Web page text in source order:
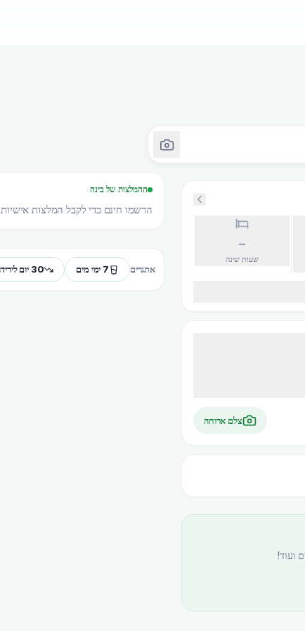
ההמלצות של בינה
הרשמו חינם כדי לקבל המלצות אישיות
אתגרים 7 ימי מים 30 יום לירידה במשקל
–
שעות שינה
צלם ארוחה
ועוד!